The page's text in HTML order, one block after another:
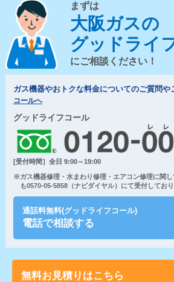
まずは
大阪ガスの
グッドライ
にご相談ください！
ガス機器やおトクな料金についてのご質問や
コールへ
グッドライフコール
[受付時間］全日 9:00～19:00
※ガス機器修理・水まわり修理・エアコン修理に関し
も0570-05-5858（ナビダイヤル）にて受付しており
通話料無料(グッドライフコール)
電話で相談する
無料お見積りはこちら